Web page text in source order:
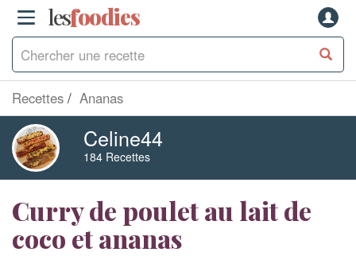
lesfoodies
Recettes Ananas
Celine44
184 Recettes
Curry de poulet au lait de
coco et ananas